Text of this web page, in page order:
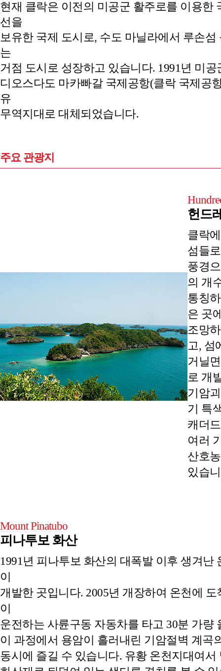
현재 클락은 이전의 미공군 활주로를 이용한
선을
보유한 국제 도시로, 수도 마닐라에서 루손섬
는
거점 도시로 성장하고 있습니다. 1991년 미공
디오스다도 마카빠갈 국제공항(클락 국제공
유
무역지대로 대체되었습니다.
주요 관광지
헌드
클락
섬들
풍경
의 개
통칭
은 곳
조망
고, 섬
거닐
로 개
기암
기 특
캐더
여러
산호
있습
Mount Pinatubo
피나투보 화산
1991년 피나투보 화산의 대폭발 이후 생겨난
이
개발한 곳입니다. 2005년 개장하여 온천에
이
운전하는 사륜구동 자동차를 타고 30분 가량
이 과정에서 용암이 흘러내린 기암절벽 계곡
동시에 즐길 수 있습니다. 유황 온천지대여서